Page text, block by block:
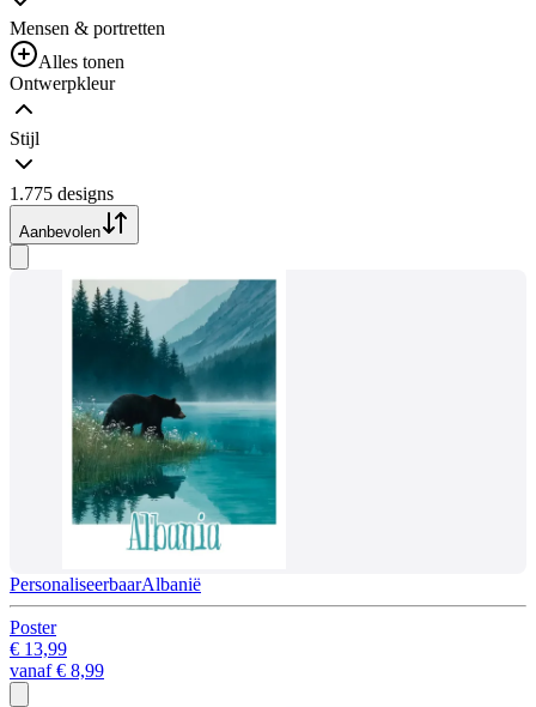
Mensen & portretten
Alles tonen
Ontwerpkleur
Stijl
1.775 designs
Aanbevolen
PersonaliseerbaarAlbanië
Poster
€ 13,99
vanaf€ 8,99